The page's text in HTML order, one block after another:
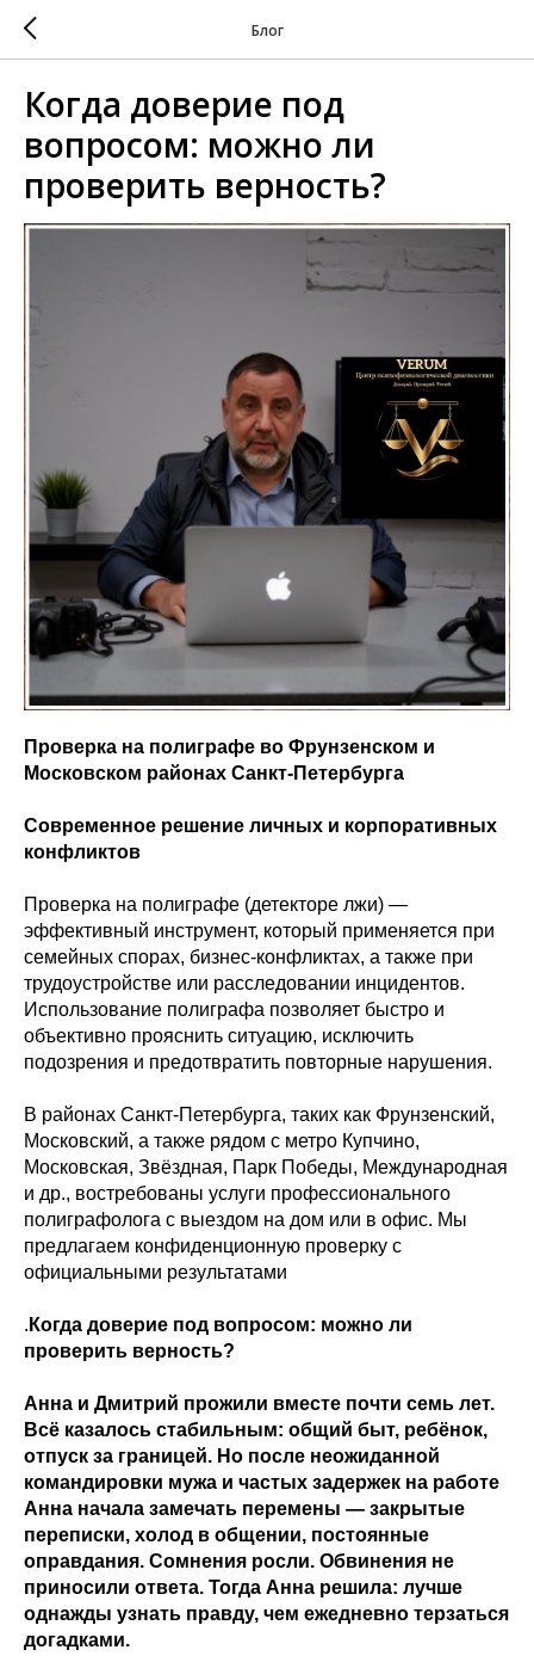
Блог
Когда доверие под
вопросом: можно ли
проверить верность?
Проверка на полиграфе во Фрунзенском и
Московском районах Санкт-Петербурга
Современное решение личных и корпоративных
конфликтов
Проверка на полиграфе (детекторе лжи) —
эффективный инструмент, который применяется при
семейных спорах, бизнес-конфликтах, а также при
трудоустройстве или расследовании инцидентов.
Использование полиграфа позволяет быстро и
объективно прояснить ситуацию, исключить
подозрения и предотвратить повторные нарушения.
В районах Санкт-Петербурга, таких как Фрунзенский,
Московский, а также рядом с метро Купчино,
Московская, Звёздная, Парк Победы, Международная
и др., востребованы услуги профессионального
полиграфолога с выездом на дом или в офис. Мы
предлагаем конфиденционную проверку с
официальными результатами
. Когда доверие под вопросом: можно ли
проверить верность?
Анна и Дмитрий прожили вместе почти семь лет.
Всё казалось стабильным: общий быт, ребёнок,
отпуск за границей. Но после неожиданной
командировки мужа и частых задержек на работе
Анна начала замечать перемены — закрытые
переписки, холод в общении, постоянные
оправдания. Сомнения росли. Обвинения не
приносили ответа. Тогда Анна решила: лучше
однажды узнать правду, чем ежедневно терзаться
догадками.